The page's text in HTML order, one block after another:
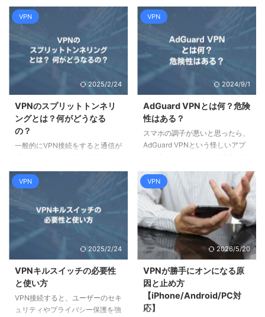
なりますが、これはどういう意味
のために導入することが多いの
で、その役割や仕組みを理解して
おくことは大切です。この記事で
はサブネットマスクの基本的な概
念から、わかりやすく解説いたし
ブネットマスクの基本 サブネッ
トマスク早見表 サブネットマス
クの調べ方 IPアドレスの基本と
サブネットマスクの役割 IPアド
ザーがいる物理的な地理情報を、
VPNサーバーが設置されている地
理情報に置き換えることができま
す。これを利用して、YouTubeプ
レミアムを安い国から契約する方
法が知られていましたが、
YouTubeから強制キャンセルされ
る事例が増えてきました。この記
事では、VPNとYouTubeプレミア
ムの関係を、分かりやすく解説し
ます。 ポイント VPNの概要
YouTubeプレミアムの料金の違い
YouTubeによる強制キャンセルの
ミアムを安く契約す ...
VPN
2025/2/24
VPNのスプリットトンネリ
ングとは？何がどうなる
の？
一般的にVPN接続をすると通信が
ると利用できないサービスもあり
ます。そのような時にスプリット
用すれば、VPN接続と直接接続を
同時に利用でき、効率があがりま
ンネリングの種類や仕組み、注意
点について、わかりやすく解説し
ています。 ポイント スプリット
トンネリングの種類と機能の分類
スプリットトンネリングに関連し
た用語 スプリットトンネリング
のメリット・デメリット スプリ
VPN
2024/9/1
AdGuard VPNとは何？危険
性はある？
スマホの調子が悪いと思ったら、
AdGuard VPNという怪しいアプ
そもそもVPNとは何かを知らない
初心者向けに、AdGuard VPNと
は何か、危険性はあるのかについ
て、わかりやすく解説していま
す。 ポイント AdGuard VPNの概
要 VPNの基本 AdGuard VPNの評
価と必要性 AdGuard VPNは危険
の概要と、VPNの機能と目的につ
いて解説します。 AdGuard VPN
とは 「AdGu ...
VPN
2025/2/24
VPNキルスイッチの必要性
と使い方
VPN接続すると、ユーザーのセキ
ュリティやプライバシー保護を強
VPN
2026/5/20
VPNが勝手にオンになる原
因と止め方
【iPhone/Android/PC対
応】